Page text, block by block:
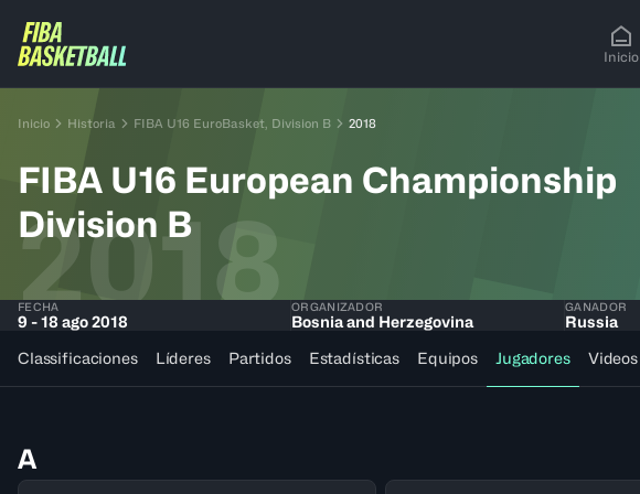
Inicio
Inicio Historia FIBA U16 EuroBasket, Division B 2018
FIBA U16 European Championship
Division B
2018
FECHA
9 - 18 ago 2018
ORGANIZADOR
Bosnia and Herzegovina
GANADOR
Russia
Classificaciones
Líderes Partidos Estadísticas Equipos Jugadores Videos
A